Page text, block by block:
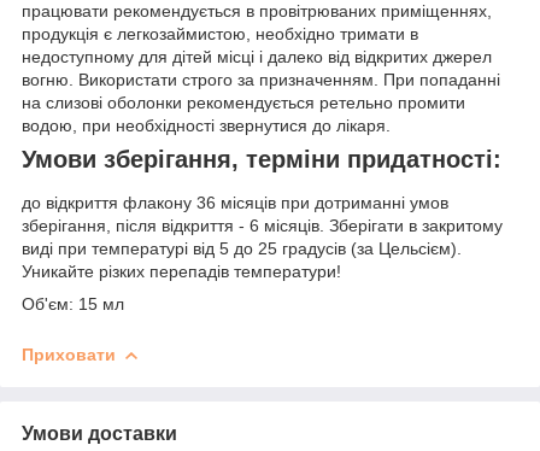
працювати рекомендується в провітрюваних приміщеннях,
продукція є легкозаймистою, необхідно тримати в
недоступному для дітей місці і далеко від відкритих джерел
вогню. Використати строго за призначенням. При попаданні
на слизові оболонки рекомендується ретельно промити
водою, при необхідності звернутися до лікаря.
Умови зберігання, терміни придатності:
до відкриття флакону 36 місяців при дотриманні умов
зберігання, після відкриття - 6 місяців. Зберігати в закритому
виді при температурі від 5 до 25 градусів (за Цельсієм).
Уникайте різких перепадів температури!
Об'єм: 15 мл
Приховати
Умови доставки